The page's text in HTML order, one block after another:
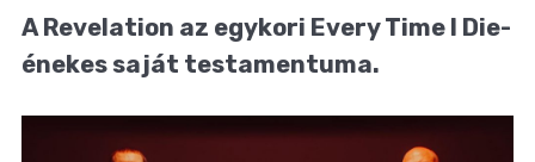
MÁSVILÁG
A Revelation az egykori Every Time I Die-
énekes saját testamentuma.